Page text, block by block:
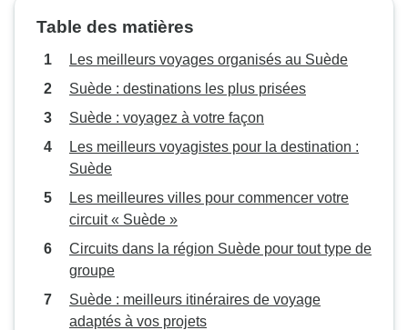
Table des matières
Les meilleurs voyages organisés au Suède
Suède : destinations les plus prisées
Suède : voyagez à votre façon
Les meilleurs voyagistes pour la destination :
Suède
Les meilleures villes pour commencer votre
circuit « Suède »
Circuits dans la région Suède pour tout type de
groupe
Suède : meilleurs itinéraires de voyage
adaptés à vos projets